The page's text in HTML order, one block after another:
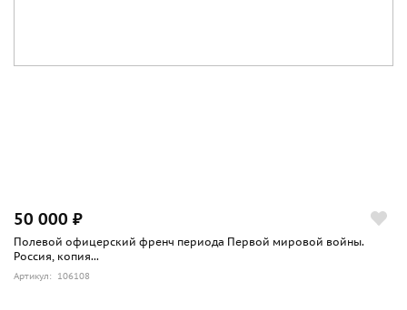
50 000 ₽
Полевой офицерский френч периода Первой мировой войны.
Россия, копия...
Артикул: 106108